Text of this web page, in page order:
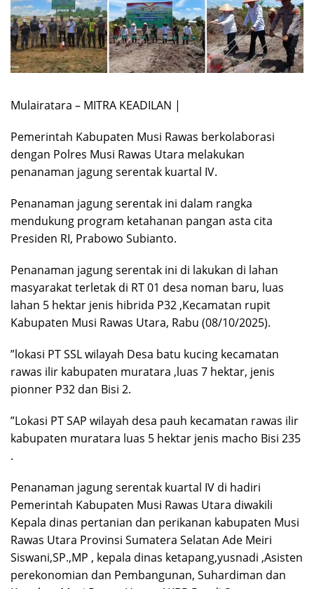
Mulairatara – MITRA KEADILAN |
Pemerintah Kabupaten Musi Rawas berkolaborasi
dengan Polres Musi Rawas Utara melakukan
penanaman jagung serentak kuartal IV.
‎Penanaman jagung serentak ini dalam rangka
mendukung program ketahanan pangan asta cita
Presiden RI, Prabowo Subianto.
‎Penanaman jagung serentak ini di lakukan di lahan
masyarakat terletak di RT 01 desa noman baru, luas
lahan 5 hektar jenis hibrida P32 ,Kecamatan rupit
Kabupaten Musi Rawas Utara, Rabu (08/10/2025).
‎”lokasi PT SSL wilayah Desa batu kucing kecamatan
rawas ilir kabupaten muratara ,luas 7 hektar, jenis
pionner P32 dan Bisi 2.
‎”Lokasi PT SAP wilayah desa pauh kecamatan rawas ilir
kabupaten muratara luas 5 hektar jenis macho Bisi 235
.
‎Penanaman jagung serentak kuartal IV di hadiri
Pemerintah Kabupaten Musi Rawas Utara diwakili
Kepala dinas pertanian dan perikanan kabupaten Musi
Rawas Utara Provinsi Sumatera Selatan Ade Meiri
Siswani,SP.,MP , kepala dinas ketapang,yusnadi ,Asisten
perekonomian dan Pembangunan, Suhardiman dan